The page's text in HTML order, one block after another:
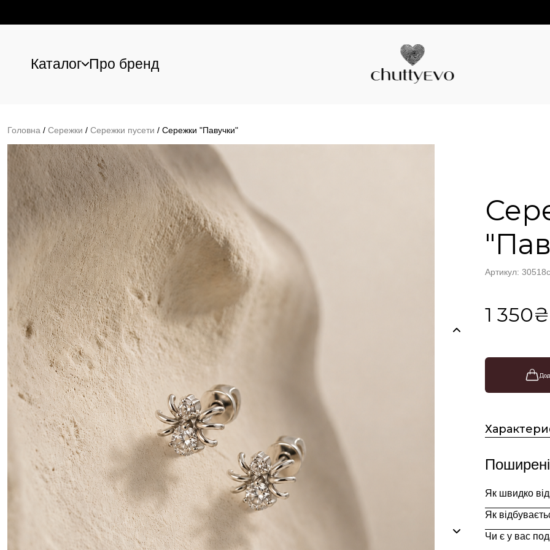
Каталог Про бренд
Головна / Сережки / Сережки пусети / Сережки "Павучки"
Артикул: 30518с
1 350₴
Як швидко
Замовлення,
Як
Чи є у вас